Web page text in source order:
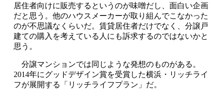
居住者向けに販売するというのが味噌だし、面白い企画
だと思う。他のハウスメーカーが取り組んでこなかった
のが不思議なくらいだ。賃貸居住者だけでなく、分譲戸
建ての購入を考えている人にも訴求するのではないかと
思う。
分譲マンションでは同じような発想のものがある。
2014年にグッドデザイン賞を受賞した横浜・リッチライ
フが展開する「リッチライフプラン」だ。